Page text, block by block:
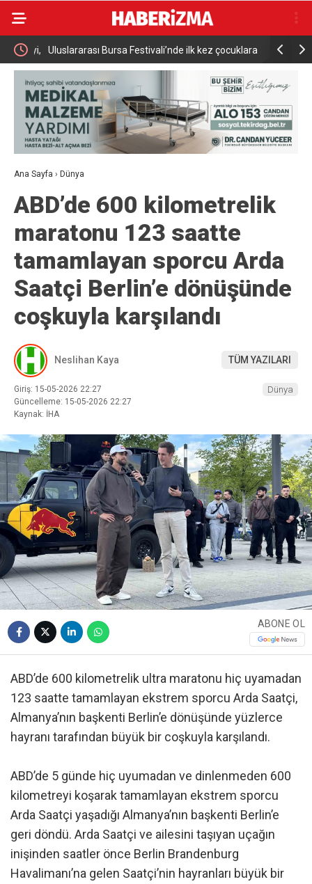
Uluslararası Bursa Festivali’nde ilk kez çocuklara
kapılarını açtı
Adalet
Uğur
Ana Sayfa › Dünya
ABD’de 600 kilometrelik
maratonu 123 saatte
tamamlayan sporcu Arda
Saatçi Berlin’e dönüşünde
coşkuyla karşılandı
Neslihan Kaya TÜM YAZILARI
Giriş: 15-05-2026 22:27
Güncelleme: 15-05-2026 22:27
Kaynak: İHA
Dünya
ABONE OL
ABD’de 600 kilometrelik ultra maratonu hiç uyamadan
123 saatte tamamlayan ekstrem sporcu Arda Saatçi,
Almanya’nın başkenti Berlin’e dönüşünde yüzlerce
hayranı tarafından büyük bir coşkuyla karşılandı.
ABD’de 5 günde hiç uyumadan ve dinlenmeden 600
kilometreyi koşarak tamamlayan ekstrem sporcu
Arda Saatçi yaşadığı Almanya’nın başkenti Berlin’e
geri döndü. Arda Saatçi ve ailesini taşıyan uçağın
inişinden saatler önce Berlin Brandenburg
Havalimanı’na gelen Saatçi’nin hayranları büyük bir